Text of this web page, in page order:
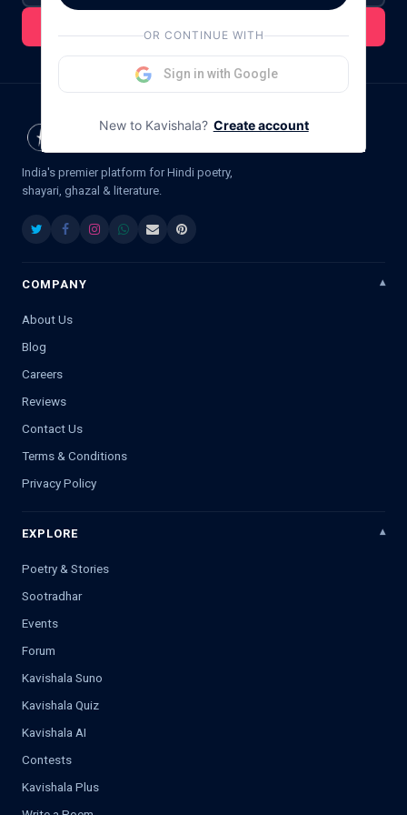
India's premier platform for Hindi poetry,
shayari, ghazal & literature.
COMPANY
About Us
Blog
Careers
Reviews
Contact Us
Terms & Conditions
Privacy Policy
EXPLORE
Poetry & Stories
Sootradhar
Events
Forum
Kavishala Suno
Kavishala Quiz
Kavishala AI
Contests
Kavishala Plus
OR CONTINUE WITH
Sign in with Google
New to Kavishala? Create account